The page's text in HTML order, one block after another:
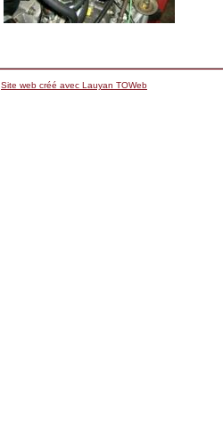
Site web créé avec Lauyan TOWeb